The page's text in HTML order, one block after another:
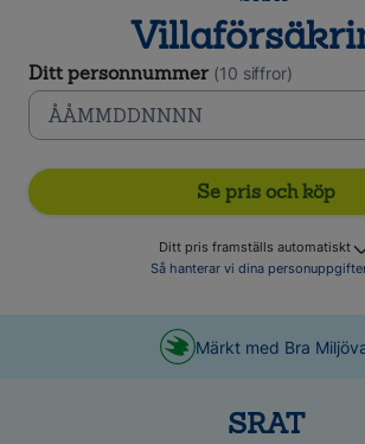
Ditt personnummer (10 siffror)
Se pris och köp
Ditt pris framställs automatiskt
Så hanterar vi dina
Märkt med Bra
SRAT